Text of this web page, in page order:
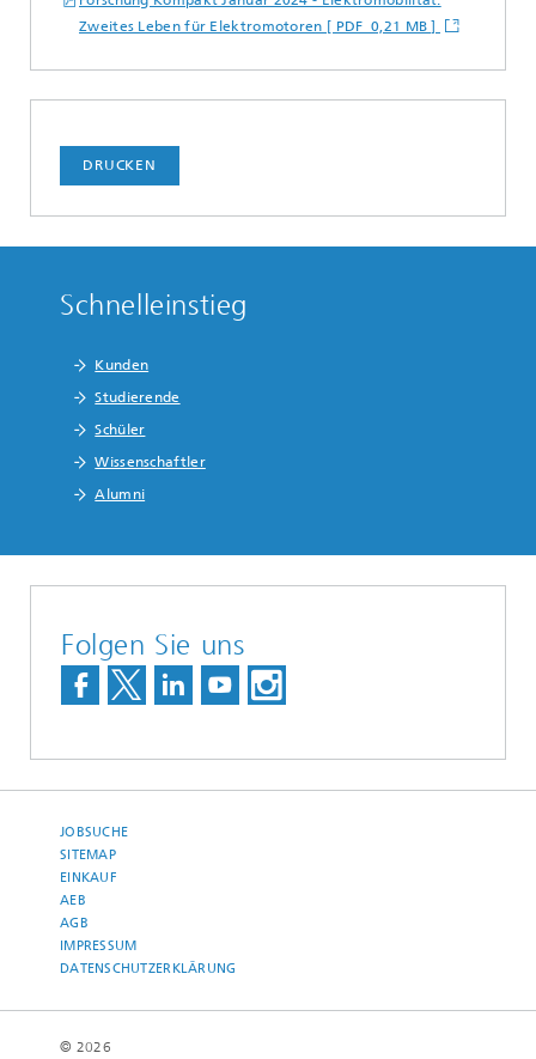
Zweites Leben für Elektromotoren [ PDF 0,21 MB ]
DRUCKEN
Schnelleinstieg
Kunden
Studierende
Schüler
Wissenschaftler
Alumni
Folgen Sie uns
JOBSUCHE
SITEMAP
EINKAUF
AEB
AGB
IMPRESSUM
DATENSCHUTZERKLÄRUNG
© 2026